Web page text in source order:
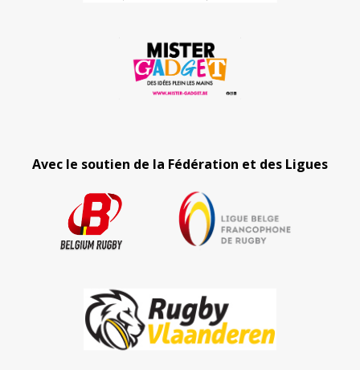
Avec le soutien de la Fédération et des Ligues